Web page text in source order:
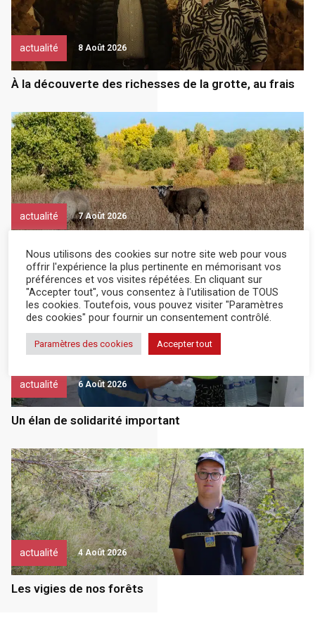
actualité 8 Août 2026
À la découverte des richesses de la grotte, au frais
actualité 7 Août 2026
Il a recueilli des brebis de Gironde
actualité 6 Août 2026
Un élan de solidarité important
actualité 4 Août 2026
Les vigies de nos forêts
Nous utilisons des cookies sur notre site web pour vous
offrir l'expérience la plus pertinente en mémorisant vos
préférences et vos visites répétées. En cliquant sur
"Accepter tout", vous consentez à l'utilisation de TOUS
les cookies. Toutefois, vous pouvez visiter "Paramètres
des cookies" pour fournir un consentement contrôlé.
Paramètres des cookies Accepter tout